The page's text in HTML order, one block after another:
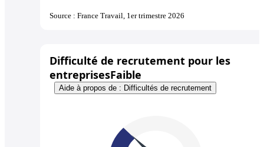
Source : France Travail, 1er trimestre 2026
Difficulté de recrutement pour les
entreprisesFaible
Aide à propos de : Difficultés de recrutement